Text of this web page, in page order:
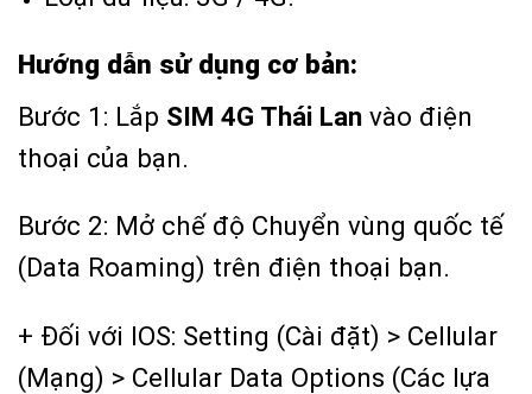
Hướng dẫn sử dụng cơ bản:
Bước 1: Lắp SIM 4G Thái Lan vào điện
thoại của bạn.
Bước 2: Mở chế độ Chuyển vùng quốc tế
(Data Roaming) trên điện thoại bạn.
+ Đối với IOS: Setting (Cài đặt) > Cellular
(Mạng) > Cellular Data Options (Các lựa